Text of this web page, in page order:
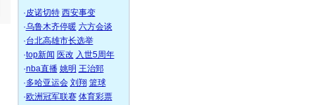
·皮诺切特 西安事变
·乌鲁木齐停暖 六方会谈
·台北高雄市长选举
·top新闻 医改 入世5周年
·nba直播 姚明 王治郅
·多哈亚运会 刘翔 篮球
·欧洲冠军联赛 体育彩票